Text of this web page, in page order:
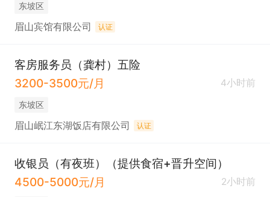
东坡区
眉山宾馆有限公司 认证
客房服务员（龚村）五险
3200-3500元/月
4小时前
东坡区
眉山岷江东湖饭店有限公司 认证
收银员（有夜班）（提供食宿+晋升空间）
4500-5000元/月
2小时前